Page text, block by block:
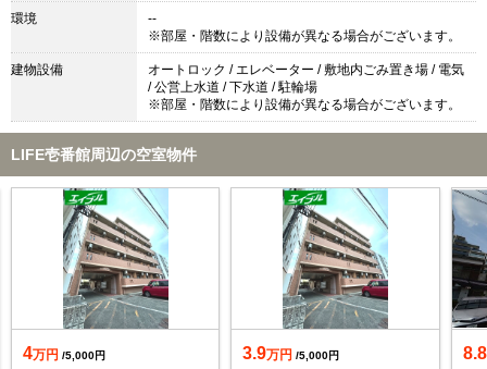
環境
--
※部屋・階数により設備が異なる場合がございます。
建物設備
オートロック / エレベーター / 敷地内ごみ置き場 / 電気
/ 公営上水道 / 下水道 / 駐輪場
※部屋・階数により設備が異なる場合がございます。
LIFE壱番館周辺の空室物件
4万円 /5,000円
3.9万円 /5,000円
8.8